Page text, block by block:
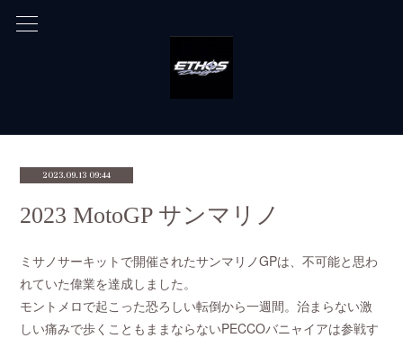
2023.09.13 09:44
2023 MotoGP サンマリノ
ミサノサーキットで開催されたサンマリノGPは、不可能と思わ
れていた偉業を達成しました。
モントメロで起こった恐ろしい転倒から一週間。治まらない激
しい痛みで歩くこともままならないPECCOバニャイアは参戦す